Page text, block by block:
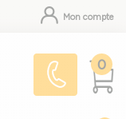
Mon compte
0